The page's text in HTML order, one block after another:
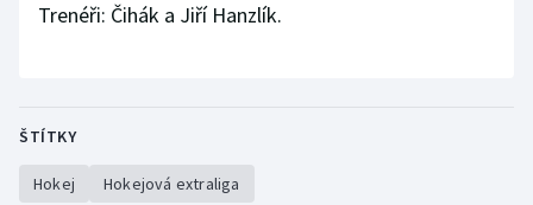
Trenéři: Čihák a Jiří Hanzlík.
ŠTÍTKY
Hokej Hokejová extraliga